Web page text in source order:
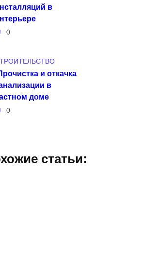
в
0
и откачка
в
доме
0
статьи: